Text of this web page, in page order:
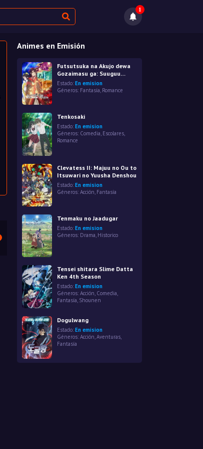
1
Animes en Emisión
Futsutsuka na Akujo dewa
Gozaimasu ga: Suuguu
Chouso Torikae Den
Estado: En emision
Géneros: Fantasía, Romance
Tenkosaki
Estado: En emision
Géneros: Comedia, Escolares
Romance
Clevatess II: Majuu no Ou to
Itsuwari no Yuusha Denshou
Estado: En emision
Géneros: Acción Fantasía
Tenmaku no Jaadugar
Estado: En emision
Géneros: Drama, Historico
Tensei shitara Slime Datta
Ken 4th Season
Estado: En emision
Géneros: Acción, Comedia
Fantasía, Shounen
Dogulwang
Estado: En emision
Géneros: Acción Aventuras
Fantasía